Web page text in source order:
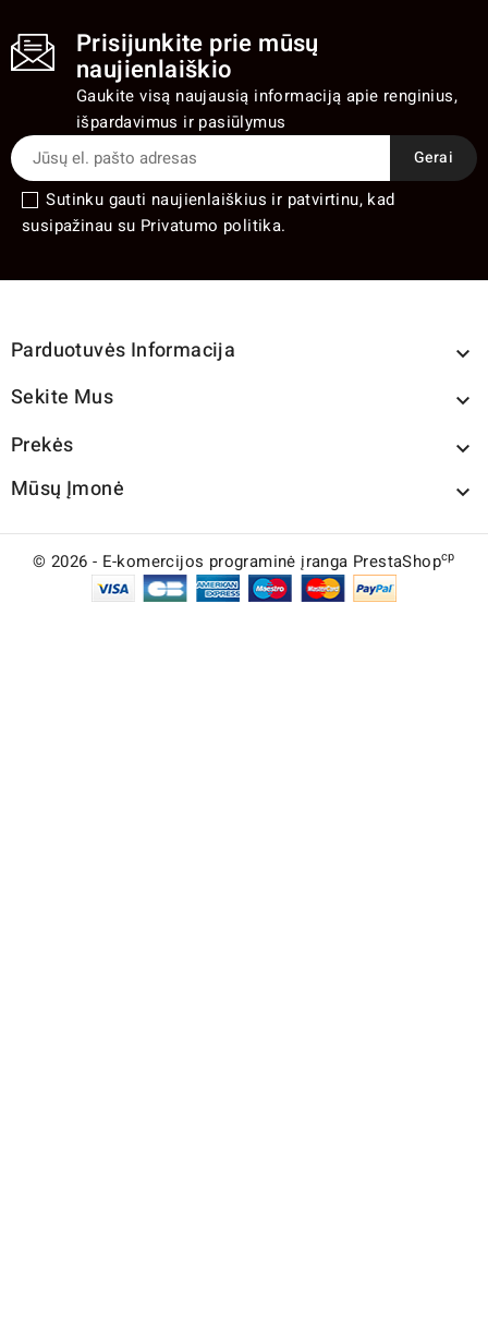
Prisijunkite prie mūsų
naujienlaiškio
Gaukite visą naujausią informaciją apie renginius,
išpardavimus ir pasiūlymus
Sutinku gauti naujienlaiškius ir patvirtinu, kad
susipažinau su Privatumo politika.
Parduotuvės Informacija 
Sekite Mus 
Prekės 
Mūsų Įmonė 
© 2026 - E-komercijos programinė įranga PrestaShopcp